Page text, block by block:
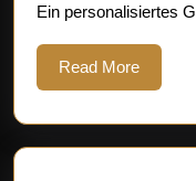
Ein personalisiertes
Read MoreRead
More